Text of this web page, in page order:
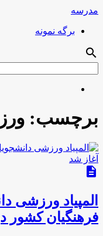
مدرسه
برگه نمونه
search
برچسب:
description
المپیاد ورزشی
فرهنگیان کشور